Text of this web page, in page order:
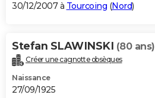
30/12/2007 à Tourcoing (Nord)
Stefan SLAWINSKI (80 ans)
Créer une cagnotte obsèques
Naissance
27/09/1925